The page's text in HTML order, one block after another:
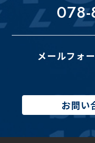
メールフォ
お問い